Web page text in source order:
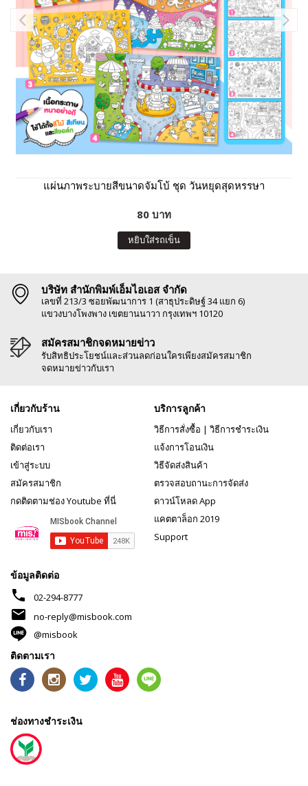
แผ่นภาพระบายสีขนาดจัมโบ้ ชุด วันหยุดสุดหรรษา
80 บาท
หยิบใส่รถเข็น
บริษัท สำนักพิมพ์เอ็มไอเอส จำกัด
เลขที่ 213/3 ซอยพัฒนาการ 1 (สาธุประดิษฐ์ 34 แยก 6)
แขวงบางโพงพาง เขตยานนาวา กรุงเทพฯ 10120
สมัครสมาชิกจดหมายข่าว
รับสิทธิประโยชน์และส่วนลดก่อนใครเพียงสมัครสมาชิก
จดหมายข่าวกับเรา
เกี่ยวกับร้าน
เกี่ยวกับเรา
ติดต่อเรา
เข้าสู่ระบบ
สมัครสมาชิก
กดติดตามช่อง Youtube ที่นี่
บริการลูกค้า
วิธีการสั่งซื้อ | วิธีการชำระเงิน
แจ้งการโอนเงิน
วิธีจัดส่งสินค้า
ตรวจสอบถานะการจัดส่ง
ดาวน์โหลด App
แคตตาล็อก 2019
Support
ข้อมูลติดต่อ
phone 02-294-8777
mail
no-reply@misbook.com
@misbook
ติดตามเรา
ช่องทางชำระเงิน